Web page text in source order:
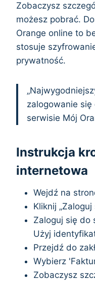
Zobaczysz
możesz pobrać.
Orange online to
stosuje
prywatność.
zalogowanie
serwisie Mój
Instrukcja
internetowa
Wejdź na
Kliknij
Zaloguj się do
Użyj
Przejdź do
Wybierz
Zobaczysz